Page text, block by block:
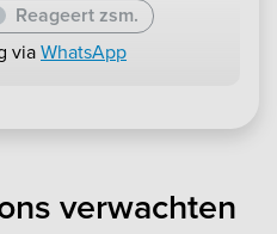
Reageert zsm.
viaWhatsApp
verwachten